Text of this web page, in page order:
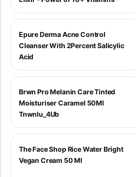
Epure Derma Acne Control
Cleanser With 2Percent Salicylic
Acid
Brwn Pro Melanin Care Tinted
Moisturiser Caramel 50Ml
Tnwnlu_4Ub
The Face Shop Rice Water Bright
Vegan Cream 50 Ml